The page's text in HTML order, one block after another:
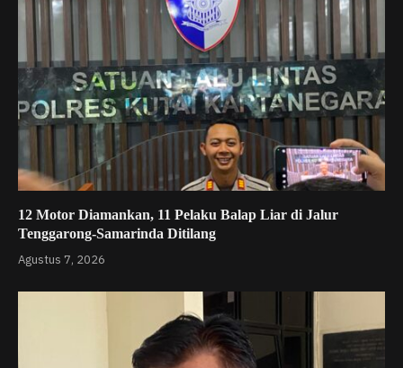
12 Motor Diamankan, 11 Pelaku Balap Liar di Jalur
Tenggarong-Samarinda Ditilang
Agustus 7, 2026